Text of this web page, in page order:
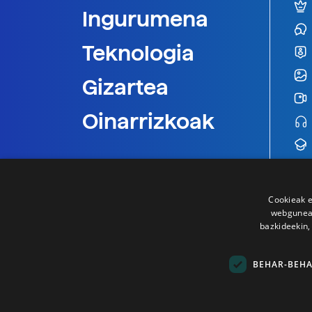
Ingurumena
Teknologia
Gizartea
Oinarrizkoak
Cookieak
BEHAR-